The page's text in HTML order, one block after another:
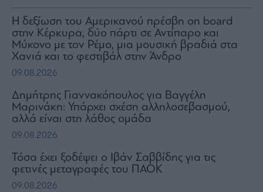
H δεξίωση του Αμερικανού πρέσβη on board
στην Κέρκυρα, δύο πάρτι σε Αντίπαρο και
Μύκονο με τον Ρέμο, μια μουσική βραδιά στα
Χανιά και το φεστιβάλ στην Άνδρο
09.08.2026
Δημήτρης Γιαννακόπουλος για Βαγγέλη
Μαρινάκη: Υπάρχει σχέση αλληλοσεβασμού,
αλλά είναι στη λάθος ομάδα
09.08.2026
Τόσα έχει ξοδέψει ο Ιβάν Σαββίδης για τις
φετινές μεταγραφές του ΠΑΟΚ
09.08.2026